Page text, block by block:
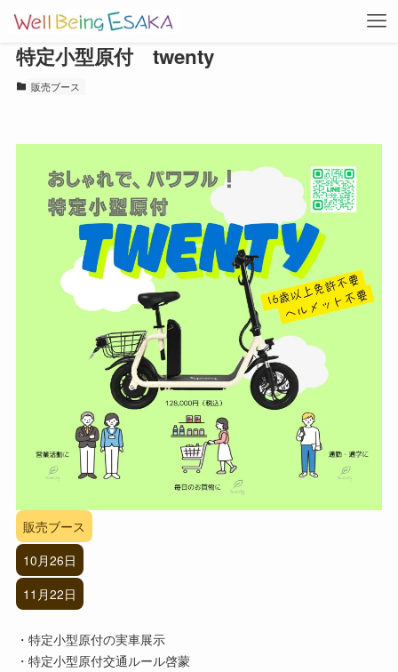
特定小型原付 twenty
販売ブース
販売ブース
10月26日
11月22日
・特定小型原付の実車展示
・特定小型原付交通ルール啓蒙